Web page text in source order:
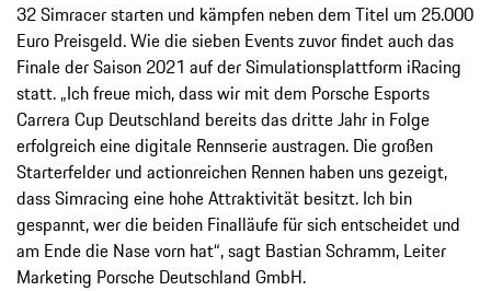
32 Simracer starten und kämpfen neben dem Titel um 25.000
Euro Preisgeld. Wie die sieben Events zuvor findet auch das
Finale der Saison 2021 auf der Simulationsplattform iRacing
statt. „Ich freue mich, dass wir mit dem Porsche Esports
Carrera Cup Deutschland bereits das dritte Jahr in Folge
erfolgreich eine digitale Rennserie austragen. Die großen
Starterfelder und actionreichen Rennen haben uns gezeigt,
dass Simracing eine hohe Attraktivität besitzt. Ich bin
gespannt, wer die beiden Finalläufe für sich entscheidet und
am Ende die Nase vorn hat“, sagt Bastian Schramm, Leiter
Marketing Porsche Deutschland GmbH.